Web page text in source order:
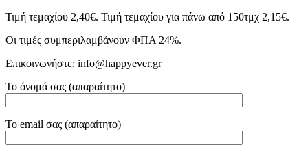
Τιμή τεμαχίου 2,40€. Τιμή τεμαχίου για πάνω από 150τμχ 2,15€.
Οι τιμές συμπεριλαμβάνουν ΦΠΑ 24%.
Επικοινωνήστε: info@happyever.gr
Το όνομά σας (απαραίτητο)
Το email σας (απαραίτητο)